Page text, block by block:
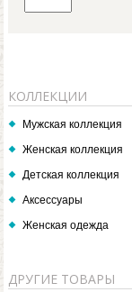
КОЛЛЕКЦИИ
Мужская коллекция
Женская коллекция
Детская коллекция
Аксессуары
Женская одежда
ДРУГИЕ ТОВАРЫ